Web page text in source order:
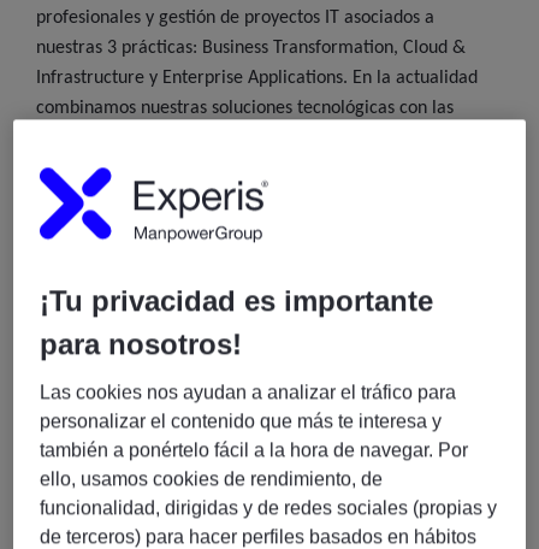
profesionales y gestión de proyectos IT asociados a
nuestras 3 prácticas: Business Transformation, Cloud &
Infrastructure y Enterprise Applications. En la actualidad
combinamos nuestras soluciones tecnológicas con las
proporcionamos formación especializada asociada a las
líneas de servicio antes mencionadas. Contamos con una
plantilla de más de 1.800 profesionales especializados en IT
¿Qué buscamos?
(H/M/X)
Perfil que necesitamos:
4-5 años de experienciacomo Business Analyst o
¡Tu privacidad es importante
para nosotros!
Las cookies nos ayudan a analizar el tráfico para
personalizar el contenido que más te interesa y
también a ponértelo fácil a la hora de navegar. Por
ello, usamos cookies de rendimiento, de
funcionalidad, dirigidas y de redes sociales (propias y
de terceros) para hacer perfiles basados en hábitos